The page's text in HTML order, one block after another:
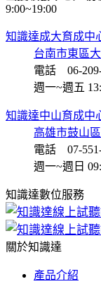
9:00~19:00
知識達成大育成中
台南市東區
電話 06-
週一~週五
知識達中山育成中
高雄市鼓山
電話 07-
週一~週日
知識達數位服務
關於知識達
產品介紹